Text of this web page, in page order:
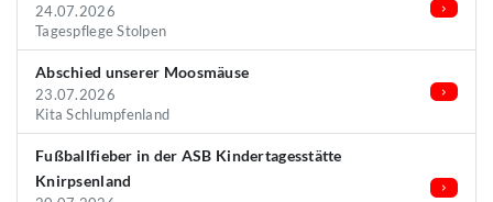
24.07.2026
Tagespflege Stolpen
Abschied unserer Moosmäuse
23.07.2026
Kita Schlumpfenland
Fußballfieber in der ASB Kindertagesstätte
Knirpsenland